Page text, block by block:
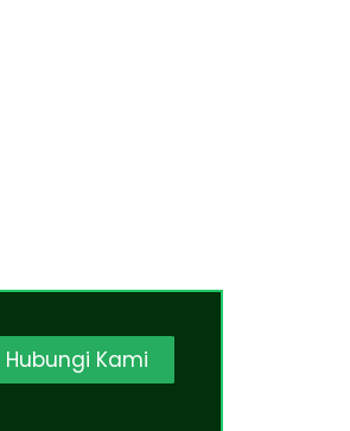
Hubungi Kami